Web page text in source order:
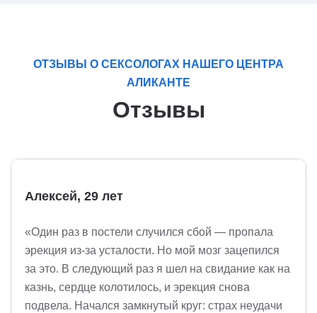
ОТЗЫВЫ О СЕКСОЛОГАХ НАШЕГО ЦЕНТРА
АЛИКАНТЕ
Отзывы
Алексей, 29 лет
«Один раз в постели случился сбой — пропала
эрекция из-за усталости. Но мой мозг зацепился
за это. В следующий раз я шел на свидание как на
казнь, сердце колотилось, и эрекция снова
подвела. Начался замкнутый круг: страх неудачи